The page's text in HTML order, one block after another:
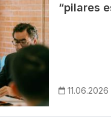
“pilares
11.06.2026